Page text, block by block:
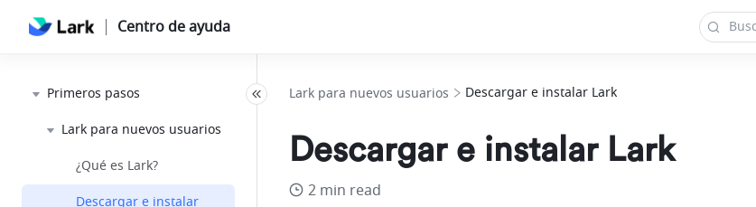
Centro de ayuda
Primeros pasos
Lark para nuevos usuarios
¿Qué es Lark?
Descargar e instalar
Lark para nuevos usuarios Descargar e instalar Lark
Descargar e instalar Lark
2 min read